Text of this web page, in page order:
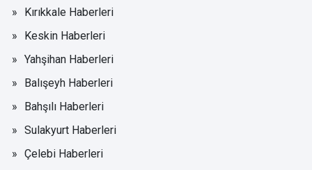
Kırıkkale Haberleri
Keskin Haberleri
Yahşihan Haberleri
Balışeyh Haberleri
Bahşılı Haberleri
Sulakyurt Haberleri
Çelebi Haberleri